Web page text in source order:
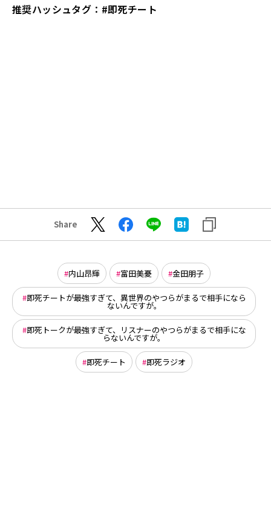
推奨ハッシュタグ：#即死チート
Share
内山昂輝 富田美憂 金田朋子
即死チートが最強すぎて、異世界のやつらがまるで相手になら
ないんですが。
即死トークが最強すぎて、リスナーのやつらがまるで相手にな
らないんですが。
即死チート 即死ラジオ